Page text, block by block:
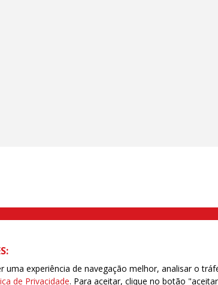
03041-000 Brás, São Paulo/SP | Telefone (11) 2108 9200 - Fax
uma experiência de navegação melhor, analisar o
de Privacidade. Para aceitar, clique no botão